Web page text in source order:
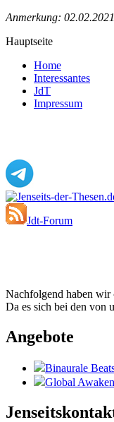
Anmerkung:
Hauptseite
Home
Interessantes
JdT
Impressum
Jdt-Forum
Nachfolgend haben wir
Da es sich bei den von
Angebote
Binaurale
Global